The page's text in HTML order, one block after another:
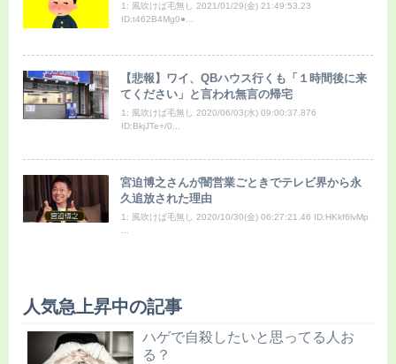
1: 風吹けば毛無し 2021/01/29(金) 21:49:53.23
ID:t462B4Mg0●...
【悲報】ワイ、QBハウス行くも「１時間後に来
てください」と言われ無言の帰宅
1: 風吹けば毛無し 2020/06/03(水) 09:00:37.876
ID:BkjJTe+/0...
宮迫博之さんが闇営業ごときでテレビ界から永
久追放された理由
1: 風吹けば毛無し 2020/10/30(金) 06:27:21.46 ID:HKkf6lvMp
人気急上昇中の記事
ハゲで自殺したいと思ってる人お
る？